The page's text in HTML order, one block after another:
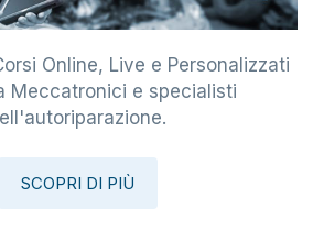
Online, Live e Personalizzati
Meccatronici e specialisti
SCOPRI DI PIÙ